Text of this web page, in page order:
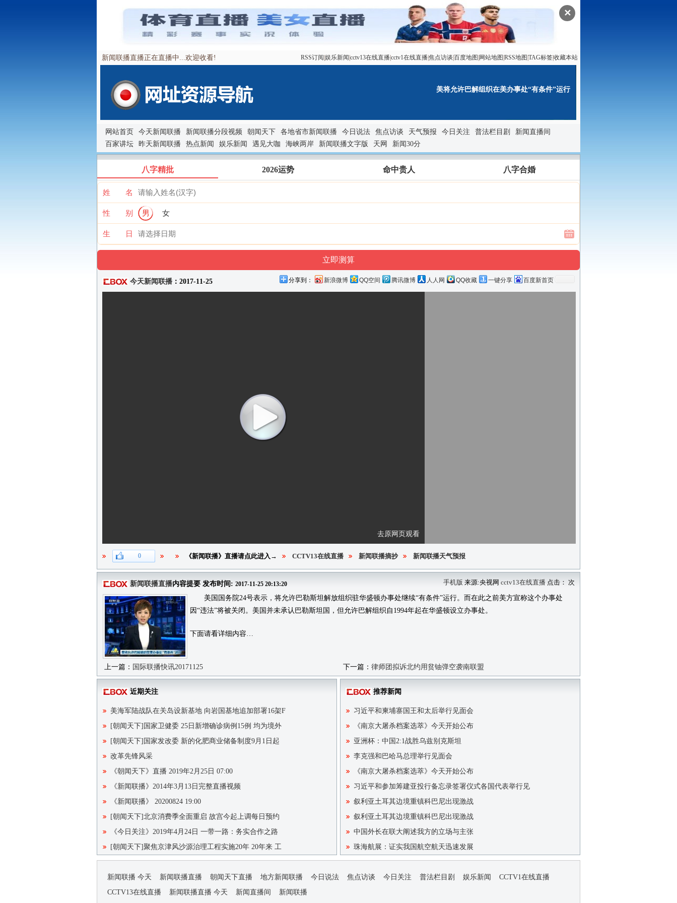
✕
新闻联播直播正在直播中...欢迎收看! RSS订阅 娱乐新闻 cctv13在线直播cctv1在线直播焦点访谈 百度地图 网站地图 RSS地图 TAG标签收藏本站
美将允许巴解组织在美办事处“有条件”运行
网站首页 今天新闻联播 新闻联播分段视频 朝闻天下 各地省市新闻联播 今日说法 焦点访谈 天气预报 今日关注 普法栏目剧
新闻直播间
百家讲坛
昨天新闻联播 热点新闻 娱乐新闻 遇见大咖 海峡两岸 新闻联播文字版 天网 新闻30分
八字精批 2026运势 命中贵人 八字合婚
姓 名
性 别 男 女
生 日
今天新闻联播 ：2017-11-25 分享到： 新浪微博 QQ空间 腾讯微博 人人网 QQ收藏 一键分享 百度新首页
去原网页观看
0 《新闻联播》直播请点此进入→ CCTV13在线直播 新闻联播摘抄 新闻联播天气预报
新闻联播直播内容提要 发布时间: 2017-11-25 20:13:20 手机版 来源:央视网 cctv13在线直播 点击： 次
美国国务院24号表示，将允许巴勒斯坦解放组织驻华盛顿办事处继续“有条件”运行。而在此之前美方宣称这个办事处
因“违法”将被关闭。美国并未承认巴勒斯坦国，但允许巴解组织自1994年起在华盛顿设立办事处。
下面请看详细内容…
上一篇： 国际联播快讯20171125 下一篇： 律师团拟诉北约用贫铀弹空袭南联盟
推荐新闻
习近平和柬埔寨国王和太后举行见面会
《南京大屠杀档案选萃》今天开始公布
亚洲杯：中国2:1战胜乌兹别克斯坦
李克强和巴哈马总理举行见面会
《南京大屠杀档案选萃》今天开始公布
习近平和参加筹建亚投行备忘录签署仪式各国代表举行见
叙利亚土耳其边境重镇科巴尼出现激战
叙利亚土耳其边境重镇科巴尼出现激战
中国外长在联大阐述我方的立场与主张
珠海航展：证实我国航空航天迅速发展
近期关注
美海军陆战队在关岛设新基地 向岩国基地追加部署16架F
[朝闻天下]国家卫健委 25日新增确诊病例15例 均为境外
[朝闻天下]国家发改委 新的化肥商业储备制度9月1日起
改革先锋风采
《朝闻天下》直播 2019年2月25日 07:00
《新闻联播》2014年3月13日完整直播视频
《新闻联播》 20200824 19:00
[朝闻天下]北京消费季全面重启 故宫今起上调每日预约
《今日关注》2019年4月24日 一带一路：务实合作之路
[朝闻天下]聚焦京津风沙源治理工程实施20年 20年来 工
新闻联播 今天 新闻联播直播 朝闻天下直播 地方新闻联播 今日说法 焦点访谈 今日关注 普法栏目剧 娱乐新闻
CCTV1在线直播
CCTV13在线直播
新闻联播直播 今天 新闻直播间 新闻联播